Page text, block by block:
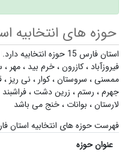
حوزه های انتخابیه
استان فارس 15 حوزه انتخابیه دارد. این استان شامل شهرستان های
فیروزآباد،کازرون،خرم بید ،مهر ،
ممسنی، سروستان،کوار ، نی ریز ،
جهرم، رستم، زرین دشت،فراشبند
لارستان، بوانات ،خنج می باشد
فهرست حوزه های انتخابیه استان
عنوان حوزه